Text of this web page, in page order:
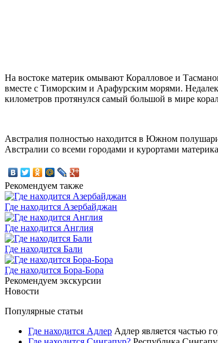
На востоке материк омывают Коралловое и
вместе с Тиморским и Арафурским морями.
километров протянулся самый большой в мире
Австралия полностью находится в Южном
Австралии со всеми городами и курортами
Рекомендуем также
Где находится Азербайджан
Где находится Англия
Где находится Бали
Где находится Бора-Бора
Рекомендуем экскурсии
Новости
Популярные статьи
Где находится Адлер Адлер является частью